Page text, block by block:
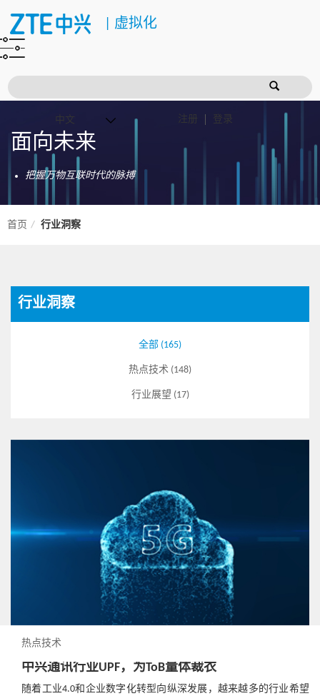
虚拟化
注册 登录
面向未来
把握万物互联时代的脉搏
首页 行业洞察
行业洞察
全部 (165)
热点技术 (148)
行业展望 (17)
热点技术
中兴通讯行业UPF，为ToB量体裁衣
随着工业4.0和企业数字化转型向纵深发展，越来越多的行业希望